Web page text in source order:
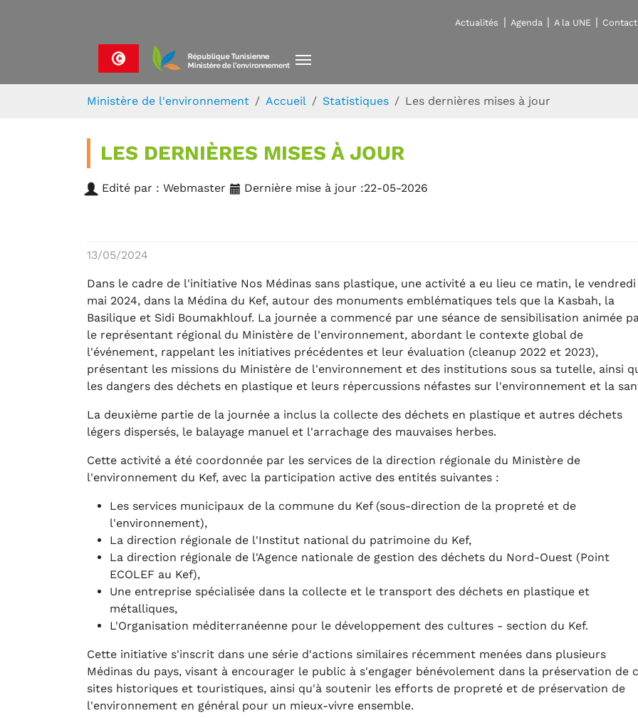
Actualités Agenda A la UNE Contact
Ministère de l'environnement Accueil Statistiques Les dernières mises à jour
LES DERNIÈRES MISES À JOUR
Edité par : Webmaster Dernière mise à jour :22-05-2026
13/05/2024
Dans le cadre de l'initiative Nos Médinas sans plastique, une activité a eu lieu ce matin, le vendredi
mai 2024, dans la Médina du Kef, autour des monuments emblématiques tels que la Kasbah, la
Basilique et Sidi Boumakhlouf. La journée a commencé par une séance de sensibilisation animée
le représentant régional du Ministère de l'environnement, abordant le contexte global de
l'événement, rappelant les initiatives précédentes et leur évaluation (cleanup 2022 et 2023),
présentant les missions du Ministère de l'environnement et des institutions sous sa tutelle, ainsi
les dangers des déchets en plastique et leurs répercussions néfastes sur l'environnement et la
La deuxième partie de la journée a inclus la collecte des déchets en plastique et autres déchets
légers dispersés, le balayage manuel et l'arrachage des mauvaises herbes.
Cette activité a été coordonnée par les services de la direction régionale du Ministère de
l'environnement du Kef, avec la participation active des entités suivantes :
Les services municipaux de la commune du Kef (sous-direction de la propreté et de
l'environnement),
La direction régionale de l'Institut national du patrimoine du Kef,
La direction régionale de l'Agence nationale de gestion des déchets du Nord-Ouest (Point
ECOLEF au Kef),
Une entreprise spécialisée dans la collecte et le transport des déchets en plastique et
métalliques,
L'Organisation méditerranéenne pour le développement des cultures - section du Kef.
Cette initiative s'inscrit dans une série d'actions similaires récemment menées dans plusieurs
Médinas du pays, visant à encourager le public à s'engager bénévolement dans la préservation de
sites historiques et touristiques, ainsi qu'à soutenir les efforts de propreté et de préservation de
l'environnement en général pour un mieux-vivre ensemble.